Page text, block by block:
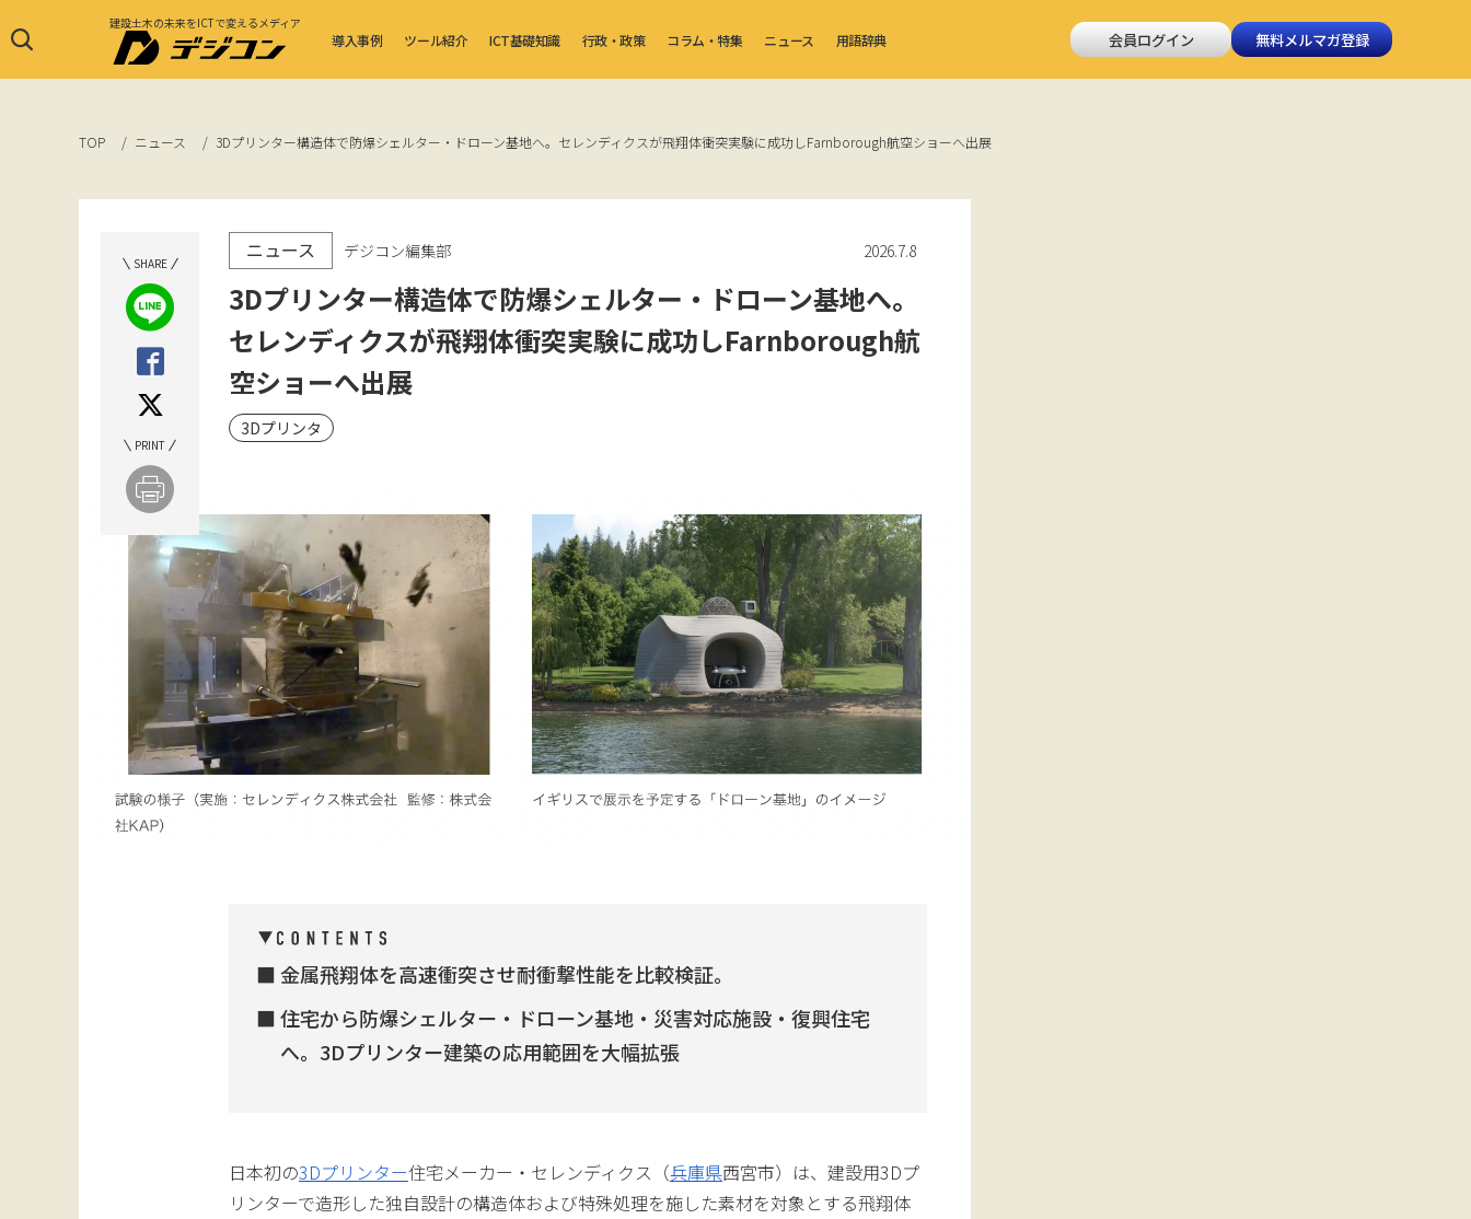
建設土木の未来をICTで変えるメディア
導入事例 ツール紹介 ICT基礎知識 行政・政策 コラム・特集 ニュース 用語辞典 会員ログイン 無料メルマガ登録
TOP ニュース 3Dプリンター構造体で防爆シェルター・ドローン基地へ。セレンディクスが飛翔体衝突実験に成功しFarnborough航空ショーへ出展
ニュース デジコン編集部 2026.7.8
3Dプリンター構造体で防爆シェルター・ドローン基地へ。
セレンディクスが飛翔体衝突実験に成功しFarnborough航
空ショーへ出展
3Dプリンタ
金属飛翔体を高速衝突させ耐衝撃性能を比較検証。
住宅から防爆シェルター・ドローン基地・災害対応施設・復興住宅
へ。3Dプリンター建築の応用範囲を大幅拡張
日本初の3Dプリンター住宅メーカー・セレンディクス（兵庫県西宮市）は、建設用3Dプ
リンターで造形した独自設計の構造体および特殊処理を施した素材を対象とする飛翔体
SHARE
PRINT